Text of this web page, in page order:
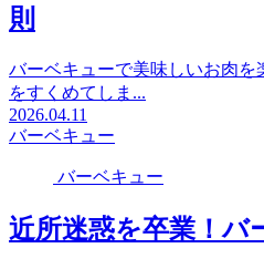
則
バーベキューで美味しいお肉
をすくめてしま...
2026.04.11
バーベキュー
バーベキュー
近所迷惑を卒業！バ